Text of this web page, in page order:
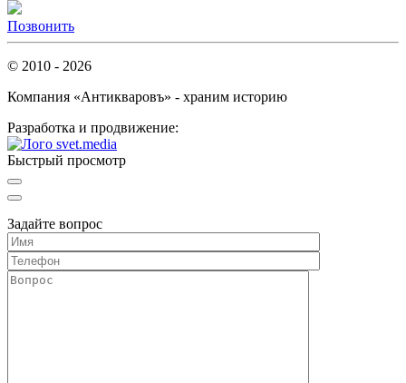
Позвонить
© 2010 - 2026
Компания «Антикваровъ» - храним историю
Разработка и продвижение:
Быстрый просмотр
Задайте вопрос